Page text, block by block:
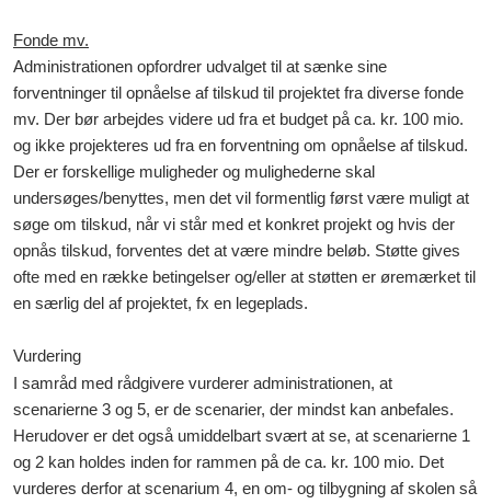
Fonde mv.
Administrationen opfordrer udvalget til at sænke sine
forventninger til opnåelse af tilskud til projektet fra diverse fonde
mv. Der bør arbejdes videre ud fra et budget på ca. kr. 100 mio.
og ikke projekteres ud fra en forventning om opnåelse af tilskud.
Der er forskellige muligheder og mulighederne skal
undersøges/benyttes, men det vil formentlig først være muligt at
søge om tilskud, når vi står med et konkret projekt og hvis der
opnås tilskud, forventes det at være mindre beløb. Støtte gives
ofte med en række betingelser og/eller at støtten er øremærket til
en særlig del af projektet, fx en legeplads.
Vurdering
I samråd med rådgivere vurderer administrationen, at
scenarierne 3 og 5, er de scenarier, der mindst kan anbefales.
Herudover er det også umiddelbart svært at se, at scenarierne 1
og 2 kan holdes inden for rammen på de ca. kr. 100 mio. Det
vurderes derfor at scenarium 4, en om- og tilbygning af skolen så